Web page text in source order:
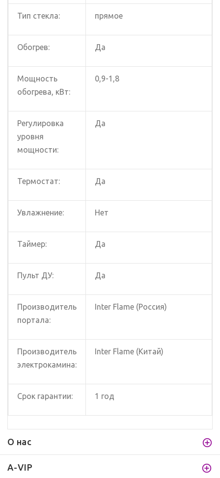
Тип стекла: прямое
Обогрев: Да
Мощность
обогрева, кВт:
0,9-1,8
Регулировка
уровня
мощности:
Да
Термостат: Да
Увлажнение: Нет
Таймер: Да
Пульт ДУ: Да
Производитель
портала:
Inter Flame (Россия)
Производитель
электрокамина:
Inter Flame (Китай)
Срок гарантии: 1 год
О нас
A-VIP